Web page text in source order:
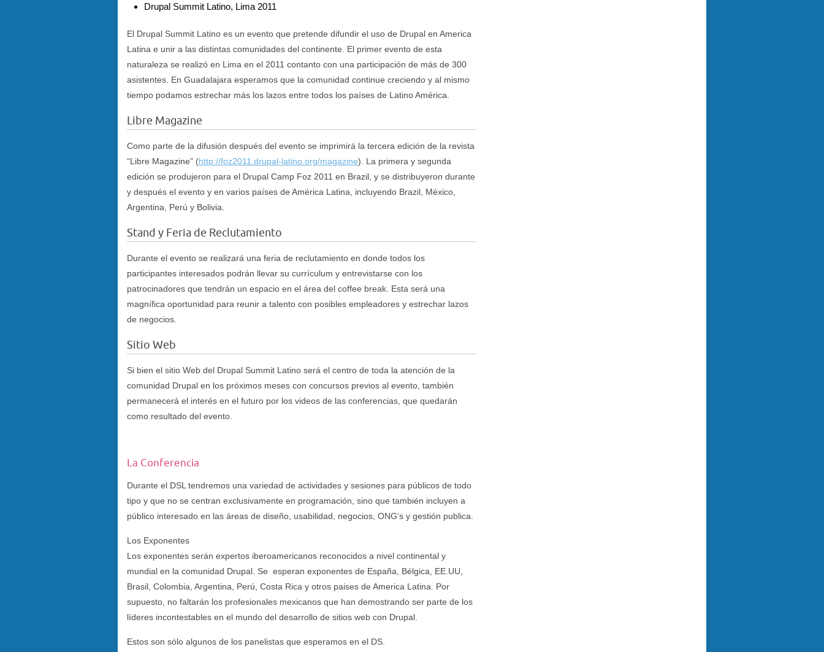
Drupal Summit Latino, Lima 2011
El Drupal Summit Latino es un evento que pretende difundir el uso de Drupal en America
Latina e unir a las distintas comunidades del continente. El primer evento de esta
naturaleza se realizó en Lima en el 2011 contanto con una participación de más de 300
asistentes. En Guadalajara esperamos que la comunidad continue creciendo y al mismo
tiempo podamos estrechar más los lazos entre todos los países de Latino América.
Libre Magazine
Como parte de la difusión después del evento se imprimirá la tercera edición de la revista
“Libre Magazine” (http://foz2011.drupal-latino.org/magazine). La primera y segunda
edición se produjeron para el Drupal Camp Foz 2011 en Brazil, y se distribuyeron durante
y después el evento y en varios países de América Latina, incluyendo Brazil, México,
Argentina, Perú y Bolivia.
Stand y Feria de Reclutamiento
Durante el evento se realizará una feria de reclutamiento en donde todos los
participantes interesados podrán llevar su currículum y entrevistarse con los
patrocinadores que tendrán un espacio en el área del coffee break. Esta será una
magnífica oportunidad para reunir a talento con posibles empleadores y estrechar lazos
de negocios.
Sitio Web
Si bien el sitio Web del Drupal Summit Latino será el centro de toda la atención de la
comunidad Drupal en los próximos meses con concursos previos al evento, también
permanecerá el interés en el futuro por los videos de las conferencias, que quedarán
como resultado del evento.
La Conferencia
Durante el DSL tendremos una variedad de actividades y sesiones para públicos de todo
tipo y que no se centran exclusivamente en programación, sino que también incluyen a
público interesado en las áreas de diseño, usabilidad, negocios, ONG’s y gestión publica.
Los Exponentes
Los exponentes serán expertos iberoamericanos reconocidos a nivel continental y
mundial en la comunidad Drupal. Se esperan exponentes de España, Bélgica, EE.UU,
Brasil, Colombia, Argentina, Perú, Costa Rica y otros paises de America Latina. Por
supuesto, no faltarán los profesionales mexicanos que han demostrando ser parte de los
líderes incontestables en el mundo del desarrollo de sitios web con Drupal.
Estos son sólo algunos de los panelistas que esperamos en el DS.